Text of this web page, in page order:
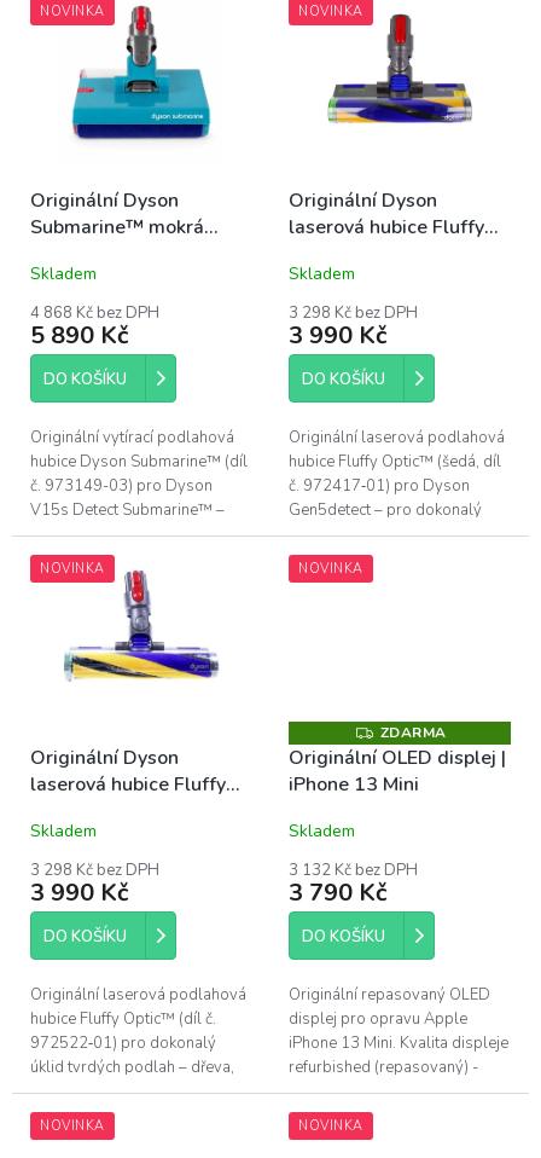
n
a
b
c
h
o
d
NOVINKA
Originální Dyson
Submarine™ mokrá
Dyson V15s Detect
Submarine
Skladem
4 868 Kč bez DPH
5 890 Kč
DO KOŠÍKU
Originální vytírací podlahová
hubice Dyson Submarine™ (díl
č. 973149-03) pro Dyson
V15s Detect Submarine™ –
myje tvrdé podlahy čistou
vodou od začátku do konce.
Motorizovaný...
NOVINKA
Originální Dyson
laserová hubice Fluffy
Gen5detect (šedá)
Skladem
3 298 Kč bez DPH
3 990 Kč
DO KOŠÍKU
Originální laserová podlahová
hubice Fluffy Optic™ (šedá, díl
č. 972417‑01) pro Dyson
Gen5detect – pro dokonalý
úklid tvrdých podlah, jako je
dřevo, dlažba, vinyl i lino....
NOVINKA
Originální Dyson
laserová hubice Fluffy
V8, V10, V11, V15
Skladem
3 298 Kč bez DPH
3 990 Kč
DO KOŠÍKU
Originální laserová podlahová
hubice Fluffy Optic™ (díl č.
972522‑01) pro dokonalý
úklid tvrdých podlah – dřeva,
dlažby, vinylu i lina. Vestavěné
LED osvětlení nasvítí podlahu...
NOVINKA
Z
D
A
R
ZDARMA
Originální OLED displej |
iPhone 13 Mini
Skladem
3 132 Kč bez DPH
3 790 Kč
DO KOŠÍKU
Originální repasovaný OLED
displej pro opravu Apple
iPhone 13 Mini. Kvalita displeje
refurbished (repasovaný) -
použitý originální OLED panel s
novým sklem. Nejvyšší možná...
NOVINKA NOVINKA